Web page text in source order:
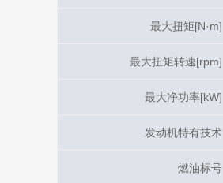
最大扭矩[N·m]
最大扭矩转速[rpm]
最大净功率[kW]
发动机特有技术
燃油标号
最大扭矩[N·m]
最大扭矩转速[rpm]
最大净功率[kW]
发动机特有技术
燃油标号